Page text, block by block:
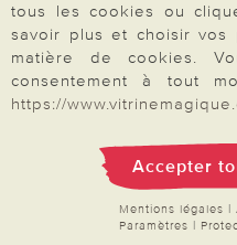
Besoin d'aide?
Mentions légales|CGV|
tous les cookies ou
savoir plus et choisir vos
matière de cookies.
consentement à tout
https://
Accepter
Mentions légales |
Paramètres |